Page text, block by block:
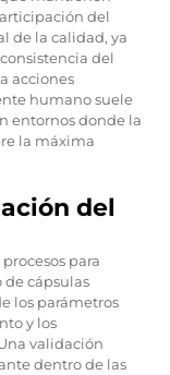
del
de la calidad, ya
del
acciones
humano suele
entornos donde la
la máxima
del
para
cápsulas
los parámetros
y los
validación
dentro de las